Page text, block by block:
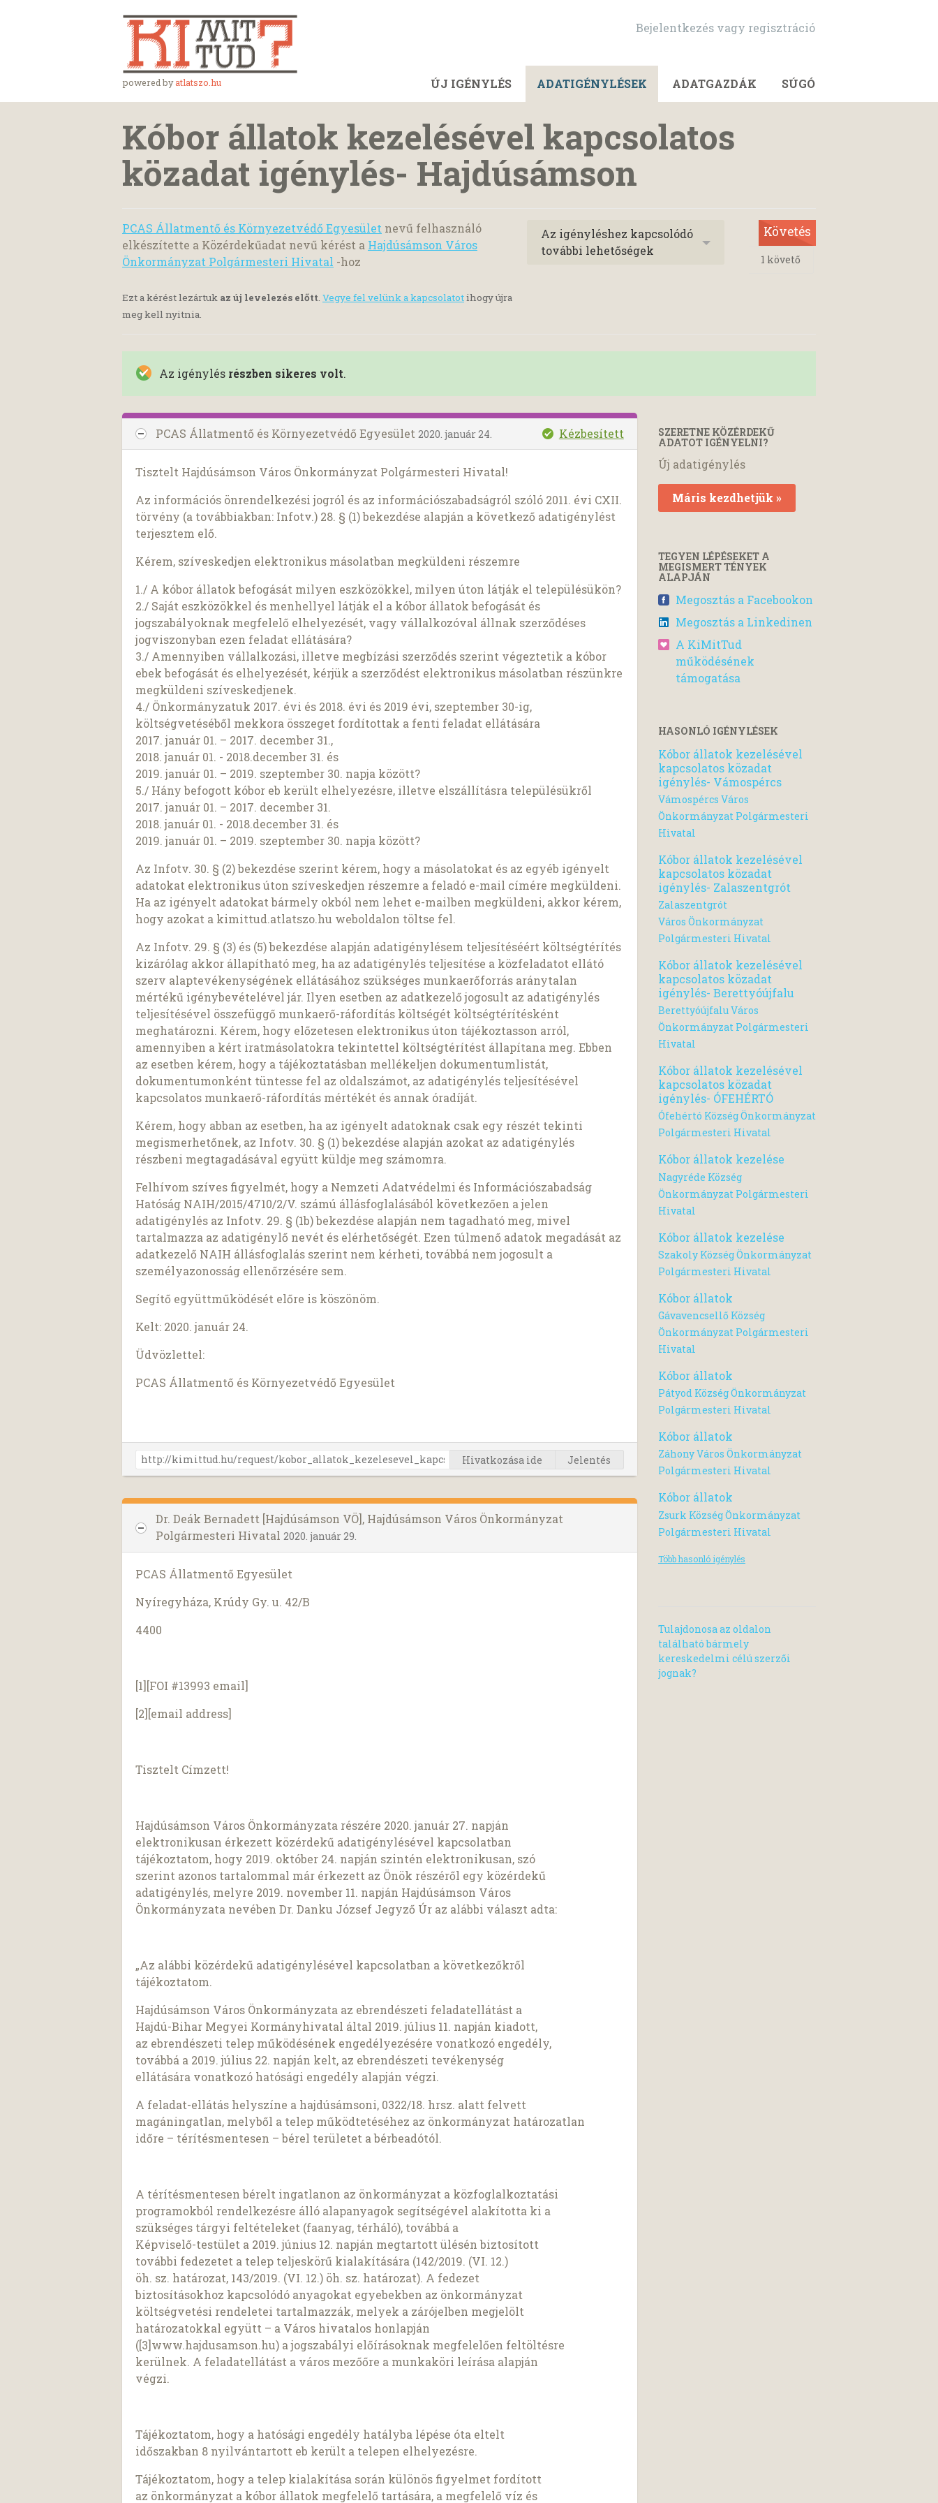
powered byatlatszo.hu
Bejelentkezés vagy regisztráció
ÚJ IGÉNYLÉS ADATIGÉNYLÉSEK ADATGAZDÁK SÚGÓ
Kóbor állatok kezelésével kapcsolatos
közadat igénylés- Hajdúsámson
PCAS Állatmentő és Környezetvédő Egyesület nevű felhasználó
elkészítette a Közérdekűadat nevű kérést a Hajdúsámson Város
Önkormányzat Polgármesteri Hivatal -hoz
Ezt a kérést lezártuk az új levelezés előtt. Vegye fel velünk a kapcsolatotihogy újra
meg kell nyitnia.
Az igényléshez kapcsolódó
további lehetőségek
Követés
1 követő
Az igénylés részben sikeres volt.
PCAS Állatmentő és Környezetvédő Egyesület 2020. január 24. Kézbesített
Tisztelt Hajdúsámson Város Önkormányzat Polgármesteri Hivatal!
Az információs önrendelkezési jogról és az információszabadságról szóló 2011. évi CXII.
törvény (a továbbiakban: Infotv.) 28. § (1) bekezdése alapján a következő adatigénylést
terjesztem elő.
Kérem, szíveskedjen elektronikus másolatban megküldeni részemre
1./ A kóbor állatok befogását milyen eszközökkel, milyen úton látják el településükön?
2./ Saját eszközökkel és menhellyel látják el a kóbor állatok befogását és
jogszabályoknak megfelelő elhelyezését, vagy vállalkozóval állnak szerződéses
jogviszonyban ezen feladat ellátására?
3./ Amennyiben vállalkozási, illetve megbízási szerződés szerint végeztetik a kóbor
ebek befogását és elhelyezését, kérjük a szerződést elektronikus másolatban részünkre
megküldeni szíveskedjenek.
4./ Önkormányzatuk 2017. évi és 2018. évi és 2019 évi, szeptember 30-ig,
költségvetéséből mekkora összeget fordítottak a fenti feladat ellátására
2017. január 01. – 2017. december 31.,
2018. január 01. - 2018.december 31. és
2019. január 01. – 2019. szeptember 30. napja között?
5./ Hány befogott kóbor eb került elhelyezésre, illetve elszállításra településükről
2017. január 01. – 2017. december 31.
2018. január 01. - 2018.december 31. és
2019. január 01. – 2019. szeptember 30. napja között?
Az Infotv. 30. § (2) bekezdése szerint kérem, hogy a másolatokat és az egyéb igényelt
adatokat elektronikus úton szíveskedjen részemre a feladó e-mail címére megküldeni.
Ha az igényelt adatokat bármely okból nem lehet e-mailben megküldeni, akkor kérem,
hogy azokat a kimittud.atlatszo.hu weboldalon töltse fel.
Az Infotv. 29. § (3) és (5) bekezdése alapján adatigénylésem teljesítéséért költségtérítés
kizárólag akkor állapítható meg, ha az adatigénylés teljesítése a közfeladatot ellátó
szerv alaptevékenységének ellátásához szükséges munkaerőforrás aránytalan
mértékű igénybevételével jár. Ilyen esetben az adatkezelő jogosult az adatigénylés
teljesítésével összefüggő munkaerő-ráfordítás költségét költségtérítésként
meghatározni. Kérem, hogy előzetesen elektronikus úton tájékoztasson arról,
amennyiben a kért iratmásolatokra tekintettel költségtérítést állapítana meg. Ebben
az esetben kérem, hogy a tájékoztatásban mellékeljen dokumentumlistát,
dokumentumonként tüntesse fel az oldalszámot, az adatigénylés teljesítésével
kapcsolatos munkaerő-ráfordítás mértékét és annak óradíját.
Kérem, hogy abban az esetben, ha az igényelt adatoknak csak egy részét tekinti
megismerhetőnek, az Infotv. 30. § (1) bekezdése alapján azokat az adatigénylés
részbeni megtagadásával együtt küldje meg számomra.
Felhívom szíves figyelmét, hogy a Nemzeti Adatvédelmi és Információszabadság
Hatóság NAIH/2015/4710/2/V. számú állásfoglalásából következően a jelen
adatigénylés az Infotv. 29. § (1b) bekezdése alapján nem tagadható meg, mivel
tartalmazza az adatigénylő nevét és elérhetőségét. Ezen túlmenő adatok megadását az
adatkezelő NAIH állásfoglalás szerint nem kérheti, továbbá nem jogosult a
személyazonosság ellenőrzésére sem.
Segítő együttműködését előre is köszönöm.
Kelt: 2020. január 24.
Üdvözlettel:
PCAS Állatmentő és Környezetvédő Egyesület
Hivatkozása ide Jelentés
Dr. Deák Bernadett [Hajdúsámson VÖ], Hajdúsámson Város Önkormányzat
Polgármesteri Hivatal 2020. január 29.
PCAS Állatmentő Egyesület
Nyíregyháza, Krúdy Gy. u. 42/B
4400
[1][FOI #13993 email]
[2][email address]
Tisztelt Címzett!
Hajdúsámson Város Önkormányzata részére 2020. január 27. napján
elektronikusan érkezett közérdekű adatigénylésével kapcsolatban
tájékoztatom, hogy 2019. október 24. napján szintén elektronikusan, szó
szerint azonos tartalommal már érkezett az Önök részéről egy közérdekű
adatigénylés, melyre 2019. november 11. napján Hajdúsámson Város
Önkormányzata nevében Dr. Danku József Jegyző Úr az alábbi választ adta:
„Az alábbi közérdekű adatigénylésével kapcsolatban a következőkről
tájékoztatom.
Hajdúsámson Város Önkormányzata az ebrendészeti feladatellátást a
Hajdú-Bihar Megyei Kormányhivatal által 2019. július 11. napján kiadott,
az ebrendészeti telep működésének engedélyezésére vonatkozó engedély,
továbbá a 2019. július 22. napján kelt, az ebrendészeti tevékenység
ellátására vonatkozó hatósági engedély alapján végzi.
A feladat-ellátás helyszíne a hajdúsámsoni, 0322/18. hrsz. alatt felvett
magáningatlan, melyből a telep működtetéséhez az önkormányzat határozatlan
időre – térítésmentesen – bérel területet a bérbeadótól.
A térítésmentesen bérelt ingatlanon az önkormányzat a közfoglalkoztatási
programokból rendelkezésre álló alapanyagok segítségével alakította ki a
szükséges tárgyi feltételeket (faanyag, térháló), továbbá a
Képviselő-testület a 2019. június 12. napján megtartott ülésén biztosított
további fedezetet a telep teljeskörű kialakítására (142/2019. (VI. 12.)
öh. sz. határozat, 143/2019. (VI. 12.) öh. sz. határozat). A fedezet
biztosításokhoz kapcsolódó anyagokat egyebekben az önkormányzat
költségvetési rendeletei tartalmazzák, melyek a zárójelben megjelölt
határozatokkal együtt – a Város hivatalos honlapján
([3]www.hajdusamson.hu) a jogszabályi előírásoknak megfelelően feltöltésre
kerülnek. A feladatellátást a város mezőőre a munkaköri leírása alapján
végzi.
Tájékoztatom, hogy a hatósági engedély hatályba lépése óta eltelt
időszakban 8 nyilvántartott eb került a telepen elhelyezésre.
Tájékoztatom, hogy a telep kialakítása során különös figyelmet fordított
az önkormányzat a kóbor állatok megfelelő tartására, a megfelelő víz és
SZERETNE KÖZÉRDEKŰ
ADATOT IGÉNYELNI?
Új adatigénylés
Máris kezdhetjük »
TEGYEN LÉPÉSEKET A
MEGISMERT TÉNYEK
ALAPJÁN
Megosztás a Facebookon
Megosztás a Linkedinen
A KiMitTud
működésének
támogatása
HASONLÓ IGÉNYLÉSEK
Kóbor állatok kezelésével
kapcsolatos közadat
igénylés- Vámospércs
Vámospércs Város
Önkormányzat Polgármesteri
Hivatal
Kóbor állatok kezelésével
kapcsolatos közadat
igénylés- Zalaszentgrót
Zalaszentgrót
Város Önkormányzat
Polgármesteri Hivatal
Kóbor állatok kezelésével
kapcsolatos közadat
igénylés- Berettyóújfalu
Berettyóújfalu Város
Önkormányzat Polgármesteri
Hivatal
Kóbor állatok kezelésével
kapcsolatos közadat
igénylés- ÓFEHÉRTÓ
Ófehértó Község Önkormányzat
Polgármesteri Hivatal
Kóbor állatok kezelése
Nagyréde Község
Önkormányzat Polgármesteri
Hivatal
Kóbor állatok kezelése
Szakoly Község Önkormányzat
Polgármesteri Hivatal
Kóbor állatok
Gávavencsellő Község
Önkormányzat Polgármesteri
Hivatal
Kóbor állatok
Pátyod Község Önkormányzat
Polgármesteri Hivatal
Kóbor állatok
Záhony Város Önkormányzat
Polgármesteri Hivatal
Kóbor állatok
Zsurk Község Önkormányzat
Polgármesteri Hivatal
Több hasonló igénylés
Tulajdonosa az oldalon
található bármely
kereskedelmi célú szerzői
jognak?